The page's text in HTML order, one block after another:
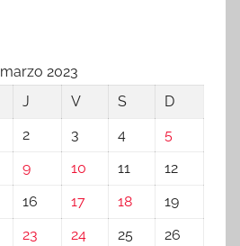
marzo 2023
J V S
D
2 3 4
5
9 10 11
12
16 17 18
19
23 24 25 26